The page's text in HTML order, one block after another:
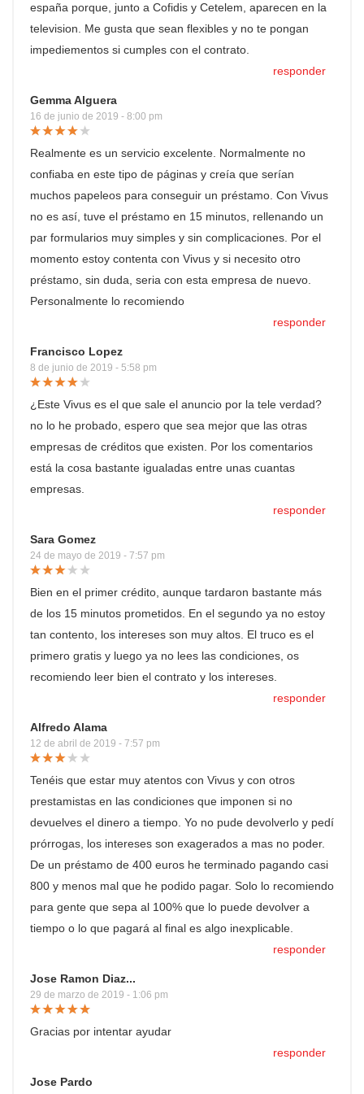
españa porque, junto a Cofidis y Cetelem, aparecen en la
television. Me gusta que sean flexibles y no te pongan
impediementos si cumples con el contrato.
responder
Gemma Alguera
16 de junio de 2019 - 8:00 pm
Realmente es un servicio excelente. Normalmente no
confiaba en este tipo de páginas y creía que serían
muchos papeleos para conseguir un préstamo. Con Vivus
no es así, tuve el préstamo en 15 minutos, rellenando un
par formularios muy simples y sin complicaciones. Por el
momento estoy contenta con Vivus y si necesito otro
préstamo, sin duda, seria con esta empresa de nuevo.
Personalmente lo recomiendo
responder
Francisco Lopez
8 de junio de 2019 - 5:58 pm
¿Este Vivus es el que sale el anuncio por la tele verdad?
no lo he probado, espero que sea mejor que las otras
empresas de créditos que existen. Por los comentarios
está la cosa bastante igualadas entre unas cuantas
empresas.
responder
Sara Gomez
24 de mayo de 2019 - 7:57 pm
Bien en el primer crédito, aunque tardaron bastante más
de los 15 minutos prometidos. En el segundo ya no estoy
tan contento, los intereses son muy altos. El truco es el
primero gratis y luego ya no lees las condiciones, os
recomiendo leer bien el contrato y los intereses.
responder
Alfredo Alama
12 de abril de 2019 - 7:57 pm
Tenéis que estar muy atentos con Vivus y con otros
prestamistas en las condiciones que imponen si no
devuelves el dinero a tiempo. Yo no pude devolverlo y pedí
prórrogas, los intereses son exagerados a mas no poder.
De un préstamo de 400 euros he terminado pagando casi
800 y menos mal que he podido pagar. Solo lo recomiendo
para gente que sepa al 100% que lo puede devolver a
tiempo o lo que pagará al final es algo inexplicable.
responder
Jose Ramon Diaz...
29 de marzo de 2019 - 1:06 pm
Gracias por intentar ayudar
responder
Jose Pardo